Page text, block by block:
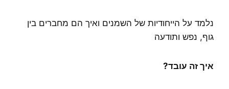
נלמד על הייחודיות של השמנים ואיך הם מחברים בין
גוף, נפש ותודעה
איך זה עובד?